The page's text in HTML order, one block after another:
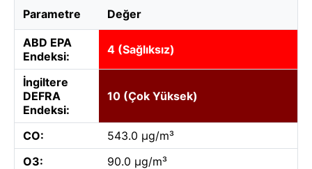
Parametre Değer
ABD EPA
Endeksi:
4 (Sağlıksız)
İngiltere
DEFRA
Endeksi:
10 (Çok Yüksek)
CO:
543.0 µg/m³
O3:
90.0 µg/m³